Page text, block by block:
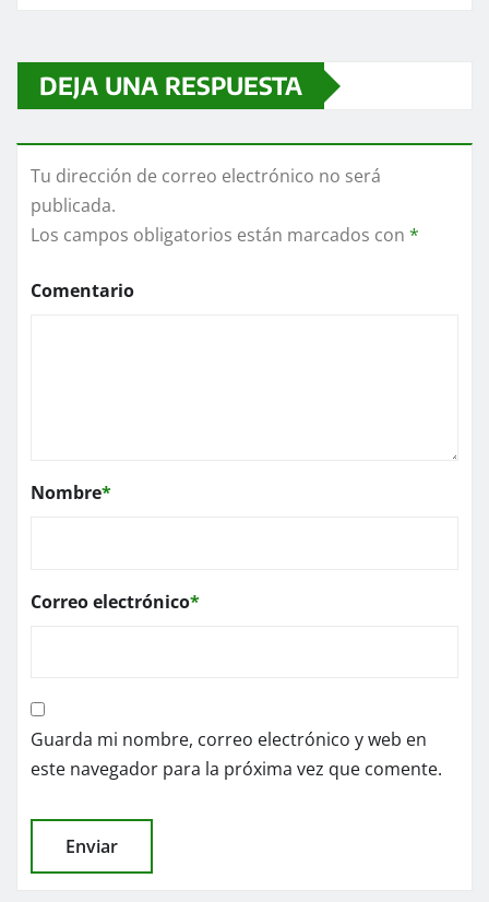
DEJA UNA RESPUESTA
Tu dirección de correo electrónico no será
publicada.
Los campos obligatorios están marcados con *
Comentario
Nombre*
Correo electrónico*
Guarda mi nombre, correo electrónico y web en
este navegador para la próxima vez que comente.